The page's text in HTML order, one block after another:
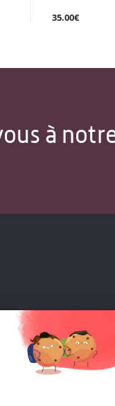
35.00€
à
Maison Sciences de
des connaissances